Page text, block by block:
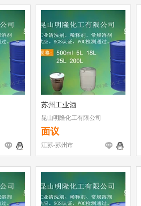
苏州工业酒
昆山明隆化工有限公司
面议
江苏-苏州市